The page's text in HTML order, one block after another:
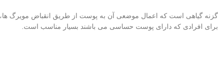
گزنه گیاهی است که اعمال موضعی آن به پوست از طریق انقباض مویرگ ها،
برای افرادی که دارای پوست حساسی می باشند بسیار مناسب است.